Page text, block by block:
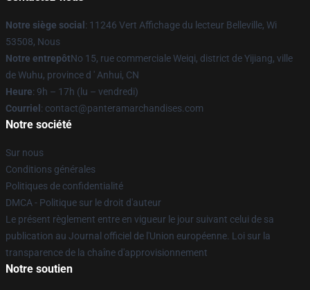
Notre siège social : 11246 Vert Affichage du lecteur Belleville, Wi
53508, Nous
Notre entrepôtNo 15, rue commerciale Weiqi, district de Yijiang, ville
de Wuhu, province d ' Anhui, CN
Heure: 9h – 17h (lu – vendredi)
Courriel : contact@panteramarchandises.com
Notre société
Sur nous
Conditions générales
Politiques de confidentialité
DMCA - Politique sur le droit d'auteur
Le présent règlement entre en vigueur le jour suivant celui de sa
publication au Journal officiel de l'Union européenne. Loi sur la
transparence de la chaîne d'approvisionnement
Notre soutien